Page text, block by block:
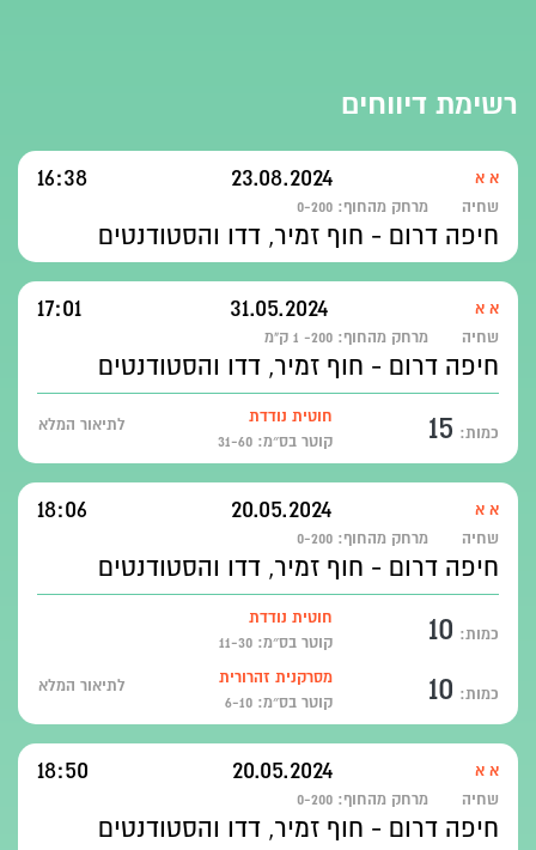
רשימת דיווחים
א א 23.08.2024
16:38
שחיה מרחק מהחוף: 0-200
חיפה דרום - חוף זמיר, דדו והסטודנטים
א א 31.05.2024
17:01
שחיה מרחק מהחוף: 200- 1 ק"מ
חיפה דרום - חוף זמיר, דדו והסטודנטים
כמות: 15
חוטית נודדת
קוטר בס״מ: 31-60
לתיאור המלא
א א 20.05.2024
18:06
שחיה מרחק מהחוף: 0-200
חיפה דרום - חוף זמיר, דדו והסטודנטים
כמות: 10
חוטית נודדת
קוטר בס״מ: 11-30
כמות: 10
מסרקנית זהרורית
קוטר בס״מ: 6-10
לתיאור המלא
א א 20.05.2024
18:50
שחיה מרחק מהחוף: 0-200
חיפה דרום - חוף זמיר, דדו והסטודנטים